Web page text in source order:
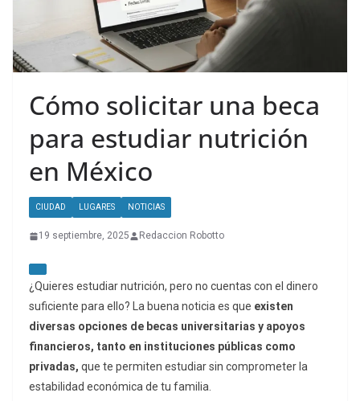
Cómo solicitar una beca
para estudiar nutrición
en México
CIUDAD LUGARES NOTICIAS
19 septiembre, 2025 Redaccion Robotto
¿Quieres estudiar nutrición, pero no cuentas con el dinero
suficiente para ello? La buena noticia es que existen
diversas opciones de becas universitarias y apoyos
financieros, tanto en instituciones públicas como
privadas, que te permiten estudiar sin comprometer la
estabilidad económica de tu familia.